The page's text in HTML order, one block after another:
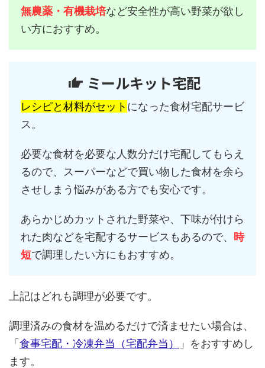
無農薬・有機栽培など安全性が高い野菜が欲し
い方におすすめ。
ミールキット宅配
レシピと材料がセット になった食材宅配サービ
ス。
必要な食材を必要な人数分だけ宅配してもらえ
るので、スーパーなどで買い物した食材を余ら
させしまう悩みがある方でも安心です。
あらかじめカットされた野菜や、下味が付けら
れた肉などを宅配するサービスもあるので、
時
短で調理したい方にもおすすめ。
上記はどれも調理が必要です。
調理済みの食材を温めるだけで済ませたい場合は、
「 食事宅配・冷凍弁当（宅配弁当）
」をおすすめし
ます。